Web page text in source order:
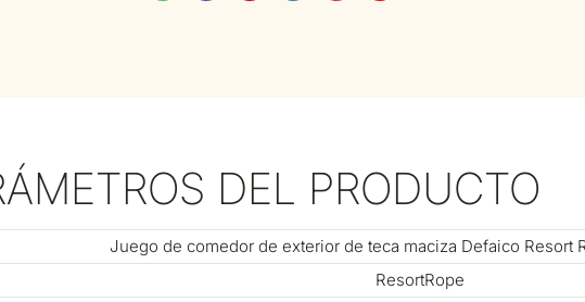
DEL PRODUCTO
Juego de comedor de exterior de teca maciza Defaico Resort
ResortRope